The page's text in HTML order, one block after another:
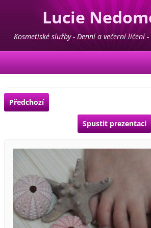
Lucie
Kosmetika -
Pedikúra
Kosmetiské služby - Denní a večerní líčení
nehtů - Pedikúra - Depilace - Prodej
Předchozí
Spustit prezentaci